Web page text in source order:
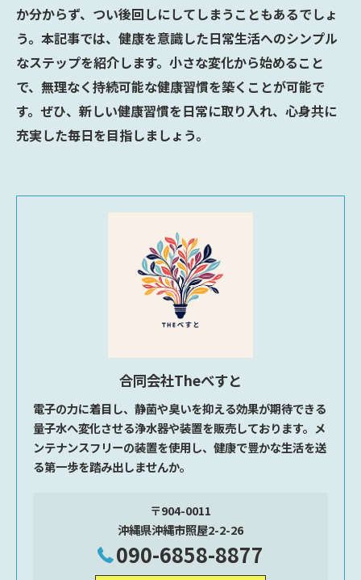
か分からず、つい後回しにしてしまうこともあるでしょ
う。本記事では、健康を意識した日常生活へのシンプル
なステップを紹介します。小さな変化から始めること
で、無理なく持続可能な健康習慣を築くことが可能で
す。ぜひ、新しい健康習慣を日常に取り入れ、心身共に
充実した毎日を目指しましょう。
合同会社Theべすと
電子の力に着目し、静菌や臭いを抑える効果が期待できる
量子水へ変化させる浄水器や装置を販売しております。メ
ンテナンスフリーの装置を使用し、健康で豊かな生活を送
る第一歩を踏み出しませんか。
〒904-0011
沖縄県沖縄市照屋2-2-26
090-6858-8877